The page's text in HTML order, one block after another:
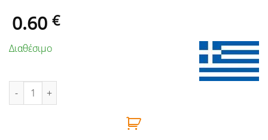
0.60 €
Διαθέσιμο
ΠΕΛΜΑ ΠΛΑΣΤΙΚΟ ΣΚΑΛΑΣ (21mm x 36mm) ΚΟΚΚΙΝΟ ποσότητα